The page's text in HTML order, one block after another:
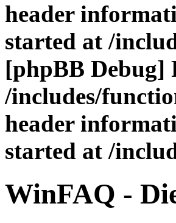
header
started at /
[phpBB Debug]
/includes/
header
started at /
WinFAQ -